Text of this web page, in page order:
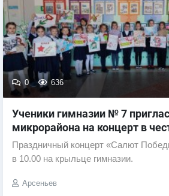
0 636
Ученики гимназии № 7
микрорайона на концерт в
Праздничный концерт «Салют
в 10.00 на крыльце гимназии.
Арсеньев